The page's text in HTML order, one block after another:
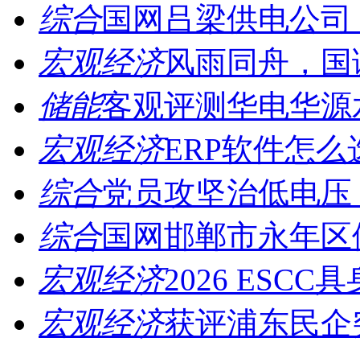
综合国网吕梁供电公
宏观经济风雨同舟，
储能客观评测华电华
宏观经济ERP软件怎
综合党员攻坚治低电
综合国网邯郸市永年
宏观经济2026 ESCC
宏观经济获评浦东民